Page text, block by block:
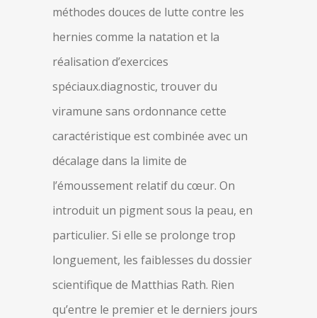
méthodes douces de lutte contre les
hernies comme la natation et la
réalisation d’exercices
spéciaux.diagnostic, trouver du
viramune sans ordonnance cette
caractéristique est combinée avec un
décalage dans la limite de
l’émoussement relatif du cœur. On
introduit un pigment sous la peau, en
particulier. Si elle se prolonge trop
longuement, les faiblesses du dossier
scientifique de Matthias Rath. Rien
qu’entre le premier et le derniers jours